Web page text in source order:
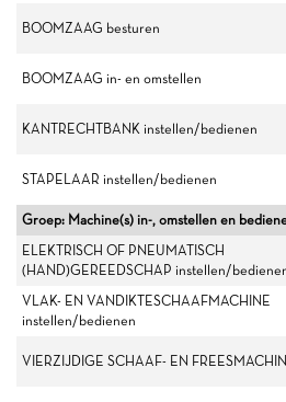
BOOMZAAG besturen
BOOMZAAG in- en omstellen
KANTRECHTBANK instellen/bedienen
STAPELAAR instellen/bedienen
Groep: Machine(s) in-, omstellen en
ELEKTRISCH OF PNEUMATISCH
(HAND)GEREEDSCHAP instellen/
VLAK- EN VANDIKTESCHAAFMACHINE
instellen/bedienen
VIERZIJDIGE SCHAAF- EN